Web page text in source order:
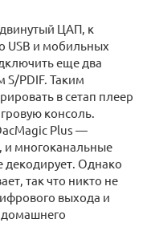
ЦАП, к
USB и мобильных
еще два
S/PDIF. Таким
в сетап плеер
консоль.
Plus —
и многоканальные
декодирует. Однако
так что никто не
выхода и
домашнего